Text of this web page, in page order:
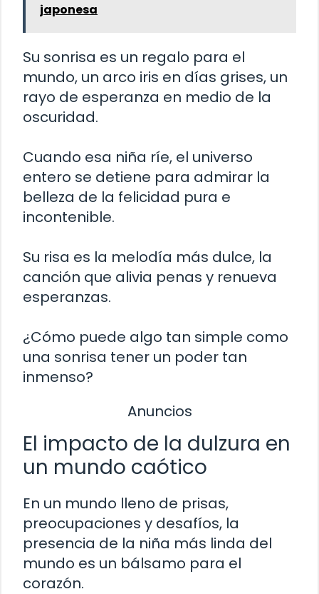
japonesa
Su sonrisa es un regalo para el
mundo, un arco iris en días grises, un
rayo de esperanza en medio de la
oscuridad.
Cuando esa niña ríe, el universo
entero se detiene para admirar la
belleza de la felicidad pura e
incontenible.
Su risa es la melodía más dulce, la
canción que alivia penas y renueva
esperanzas.
¿Cómo puede algo tan simple como
una sonrisa tener un poder tan
inmenso?
Anuncios
El impacto de la dulzura en
un mundo caótico
En un mundo lleno de prisas,
preocupaciones y desafíos, la
presencia de la niña más linda del
mundo es un bálsamo para el
corazón.